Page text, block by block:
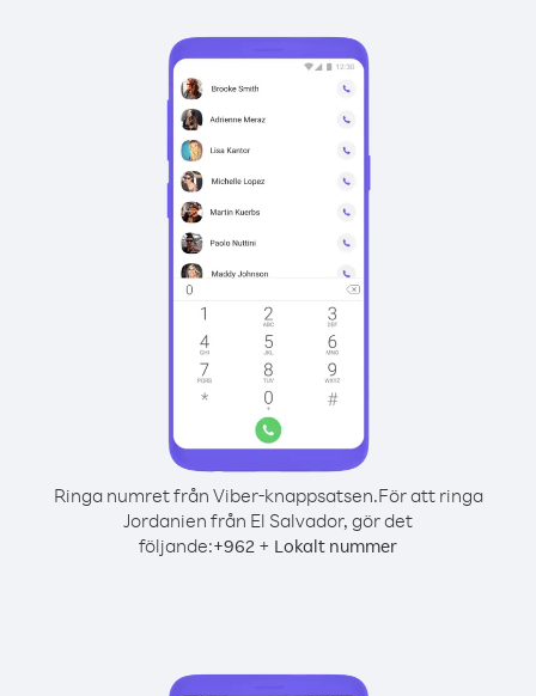
Ringa numret från Viber-knappsatsen.För att ringa
Jordanien från El Salvador, gör det
följande:+962 + Lokalt nummer